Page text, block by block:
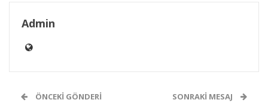
Admin
ÖNCEKI GÖNDERI SONRAKI MESAJ